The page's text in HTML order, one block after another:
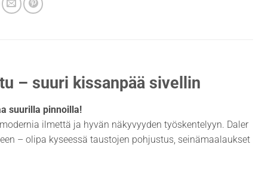
– suuri kissanpää sivellin
suurilla pinnoilla!
ilmettä ja hyvän näkyvyyden työskentelyyn. Daler
– olipa kyseessä taustojen pohjustus, seinämaalaukset